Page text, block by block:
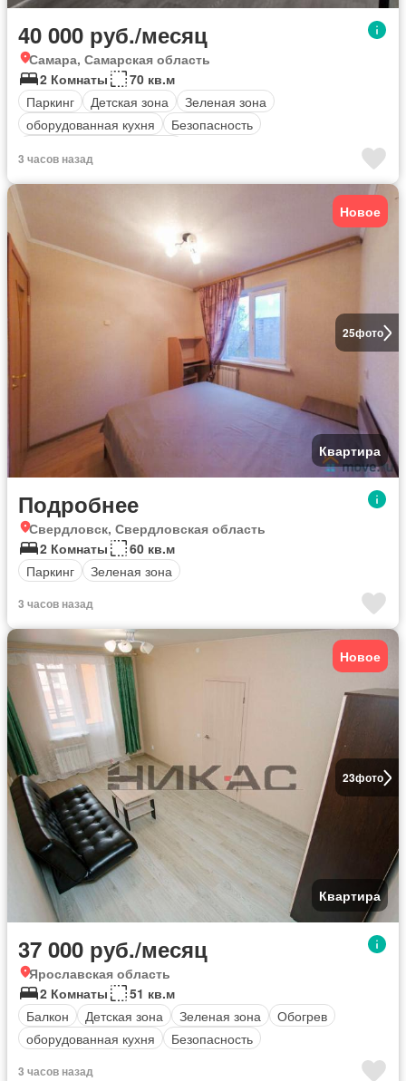
40 000 руб./месяц
Самара, Самарская область
2 Комнаты
70 кв.м
Паркинг
Детская зона
Зеленая зона
оборудованная кухня
Безопасность
3 часов назад
25фото
Новое
Квартира
Подробнее
Свердловск, Свердловская область
2 Комнаты
60 кв.м
Паркинг
Зеленая зона
3 часов назад
23фото
Новое
Квартира
37 000 руб./месяц
Ярославская область
2 Комнаты
51 кв.м
Балкон
Детская зона Зеленая зона
Обогрев
оборудованная кухня
Безопасность
3 часов назад